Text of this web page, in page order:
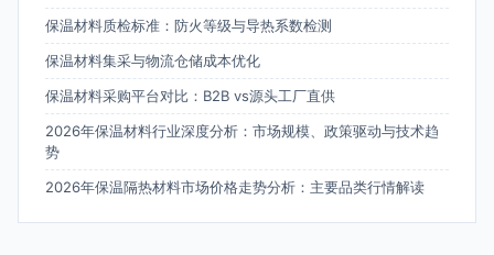
保温材料质检标准：防火等级与导热系数检测
保温材料集采与物流仓储成本优化
保温材料采购平台对比：B2B vs源头工厂直供
2026年保温材料行业深度分析：市场规模、政策驱动与技术趋
势
2026年保温隔热材料市场价格走势分析：主要品类行情解读